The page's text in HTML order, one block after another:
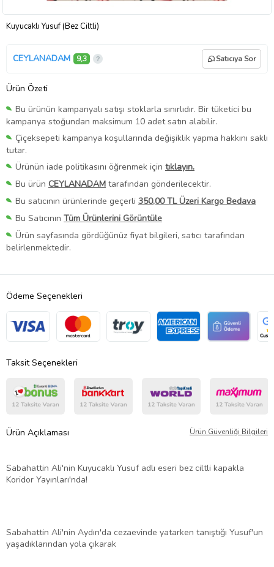
Kuyucaklı Yusuf (Bez Ciltli)
CEYLANADAM 9,3 Satıcıya Sor
Ürün Özeti
Bu ürünün kampanyalı satışı stoklarla sınırlıdır. Bir tüketici bu
kampanya stoğundan maksimum 10 adet satın alabilir.
Çiçeksepeti kampanya koşullarında değişiklik yapma hakkını saklı
tutar.
Ürünün iade politikasını öğrenmek için tıklayın.
Bu ürün CEYLANADAM tarafından gönderilecektir.
Bu satıcının ürünlerinde geçerli 350,00 TL Üzeri Kargo Bedava
Bu Satıcının Tüm Ürünlerini Görüntüle
Ürün sayfasında gördüğünüz fiyat bilgileri, satıcı tarafından
belirlenmektedir.
Ödeme Seçenekleri
Taksit Seçenekleri
Ürün Açıklaması Ürün Güvenliği Bilgileri
Sabahattin Ali'nin Kuyucaklı Yusuf adlı eseri bez ciltli kapakla
Koridor Yayınları'nda!
Sabahattin Ali'nin Aydın'da cezaevinde yatarken tanıştığı Yusuf'un
yaşadıklarından yola çıkarak